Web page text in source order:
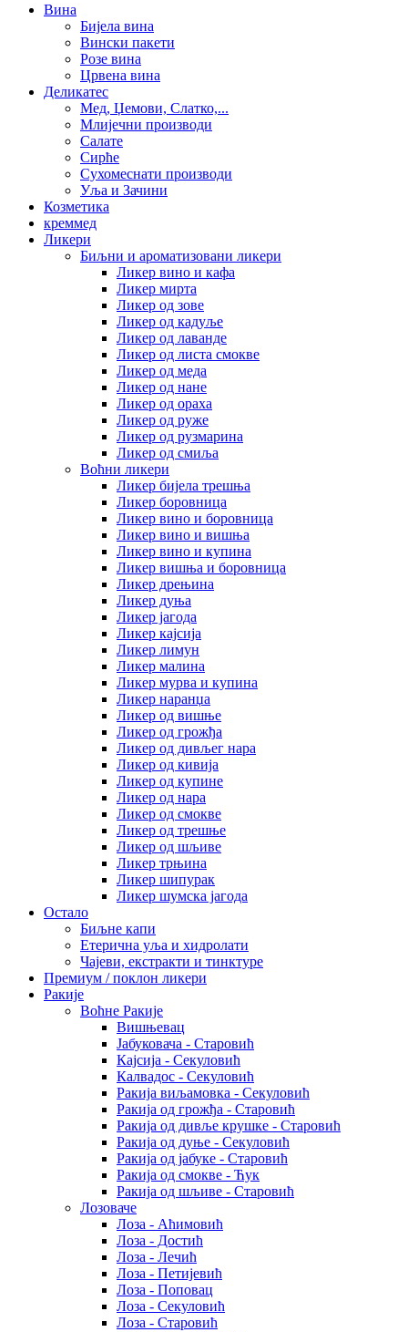
Вина
Бијела вина
Вински пакети
Розе вина
Црвена вина
Деликатес
Мед, Џемови, Слатко,...
Млијечни производи
Салате
Сирће
Сухомеснати производи
Уља и Зачини
Козметика
креммед
Ликери
Биљни и ароматизовани ликери
Ликер вино и кафа
Ликер мирта
Ликер од зове
Ликер од кадуље
Ликер од лаванде
Ликер од листа смокве
Ликер од меда
Ликер од нане
Ликер од ораха
Ликер од руже
Ликер од рузмарина
Ликер од смиља
Воћни ликери
Ликер бијела трешња
Ликер боровница
Ликер вино и боровница
Ликер вино и вишња
Ликер вино и купина
Ликер вишња и боровница
Ликер дрењина
Ликер дуња
Ликер јагода
Ликер кајсија
Ликер лимун
Ликер малина
Ликер мурва и купина
Ликер наранџа
Ликер од вишње
Ликер од грожђа
Ликер од дивљег нара
Ликер од кивија
Ликер од купине
Ликер од нара
Ликер од смокве
Ликер од трешње
Ликер од шљиве
Ликер трњина
Ликер шипурак
Ликер шумска јагода
Остало
Биљне капи
Етерична уља и хидролати
Чајеви, екстракти и тинктуре
Премиум / поклон ликери
Ракије
Воћне Ракије
Вишњевац
Јабуковача - Старовић
Кајсија - Секуловић
Калвадос - Секуловић
Ракија виљамовка - Секуловић
Ракија од грожђа - Старовић
Ракија од дивље крушке - Старовић
Ракија од дуње - Секуловић
Ракија од јабуке - Старовић
Ракија од смокве - Ћук
Ракија од шљиве - Старовић
Лозоваче
Лоза - Аћимовић
Лоза - Достић
Лоза - Лечић
Лоза - Петијевић
Лоза - Поповац
Лоза - Секуловић
Лоза - Старовић